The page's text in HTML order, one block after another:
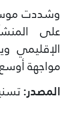
وشددت
على
الإقليمي
مواجهة
المصدر: